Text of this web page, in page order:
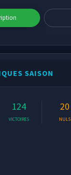
SAISON
124
VICTOIRES
20
NULS